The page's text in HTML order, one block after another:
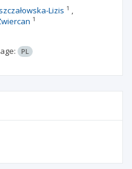
Lizis 1
1
PL